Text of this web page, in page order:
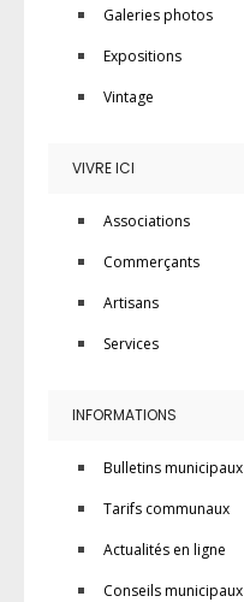
Galeries photos
Expositions
Vintage
VIVRE ICI
Associations
Commerçants
Artisans
Services
INFORMATIONS
Bulletins municipaux
Tarifs communaux
Actualités en ligne
Conseils municipaux